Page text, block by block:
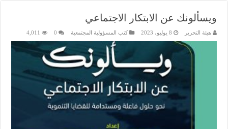
ويسألونك عن الابتكار الاجتماعي
هيئة التحرير 8 يوليو، 2023 كتب المسؤولية المجتمعية 0
4,011